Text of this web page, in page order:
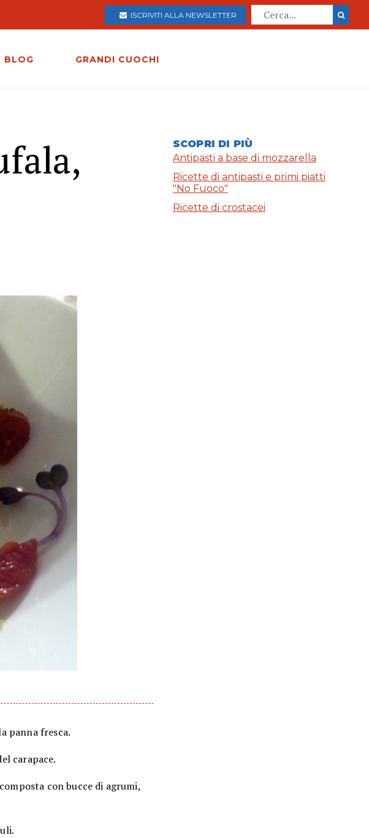
ISCRIVITI ALLA NEWSLETTER
BLOG GRANDI CUOCHI
panna fresca.
carapace.
con bucce di agrumi,
SCOPRI DI PIÙ
Antipasti a base di mozzarella
Ricette di antipasti e primi piatti
"No Fuoco"
Ricette di crostacei